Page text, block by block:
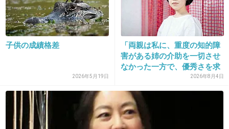
高校入試だけかな…
毎日部活や塾と平行して学校行事の委員とかも
やってたから本当に大変だった。
2時に寝て5時に起きて朝練とかやってたし。
でも苦労して入った高校がそこまで楽しくなか
ったから、努力＝無駄だと思ってそこから一切
努力放棄して今に至る。
子供の成績格差
2026年5月19日
「両親は私に、重度の知的障
害がある姉の介助を一切させ
なかった一方で、優秀さを求
2026年8月4日